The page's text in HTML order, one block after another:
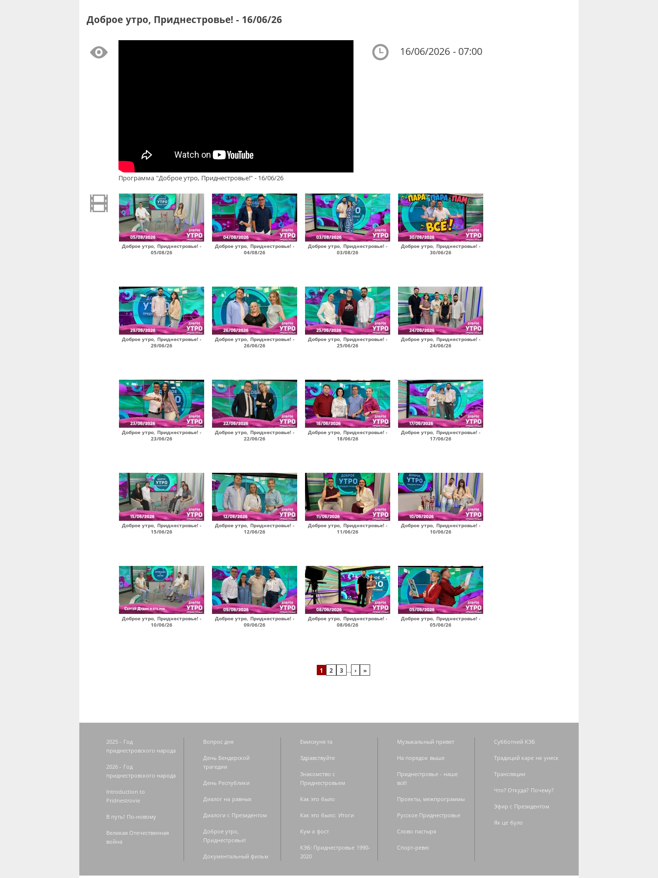
Доброе утро, Приднестровье! - 16/06/26
Программа "Доброе утро, Приднестровье!" - 16/06/26
16/06/2026 - 07:00
Доброе утро, Приднестровье! -
05/08/26
Доброе утро, Приднестровье! -
04/08/26
Доброе утро, Приднестровье! -
03/08/26
Доброе утро, Приднестровье! -
30/06/26
Доброе утро, Приднестровье! -
29/06/26
Доброе утро, Приднестровье! -
26/06/26
Доброе утро, Приднестровье! -
25/06/26
Доброе утро, Приднестровье! -
24/06/26
Доброе утро, Приднестровье! -
23/06/26
Доброе утро, Приднестровье! -
22/06/26
Доброе утро, Приднестровье! -
18/06/26
Доброе утро, Приднестровье! -
17/06/26
Доброе утро, Приднестровье! -
15/06/26
Доброе утро, Приднестровье! -
12/06/26
Доброе утро, Приднестровье! -
11/06/26
Доброе утро, Приднестровье! -
10/06/26
Доброе утро, Приднестровье! -
10/06/26
Доброе утро, Приднестровье! -
09/06/26
Доброе утро, Приднестровье! -
08/06/26
Доброе утро, Приднестровье! -
05/06/26
1 2 3 … › »
2025 - Год
приднестровского народа
2026 - Год
приднестровского народа
Introduction to
Pridnestrovie
В путь! По-новому
Великая Отечественная
война
Вопрос дня
День Бендерской
трагедии
День Республики
Диалог на равных
Диалоги с Президентом
Доброе утро,
Приднестровье!
Документальный фильм
Емисиуня та
Здравствуйте
Знакомство с
Приднестровьем
Как это было
Как это было: Итоги
Кум а фост
КЭБ: Приднестровье 1990-
2020
Музыкальный привет
На порядок выше
Приднестровье - наше
всё!
Проекты, межпрограммы
Русское Приднестровье
Слово пастыря
Спорт-ревю
Субботний КЭБ
Традиций каре не унеск
Трансляции
Что? Откуда? Почему?
Эфир с Президентом
Як це було